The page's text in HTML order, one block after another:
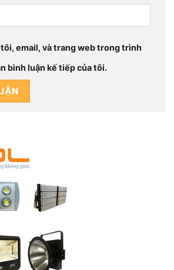
email, và trang web trong trình
bình luận kế tiếp của tôi.